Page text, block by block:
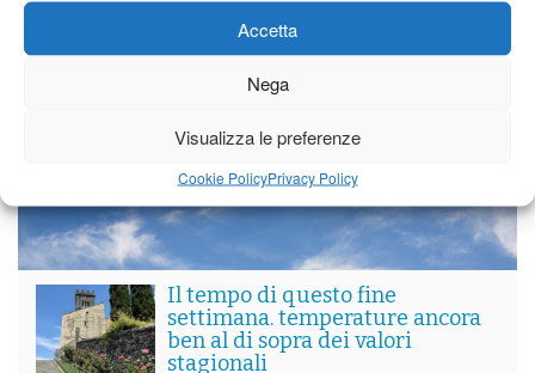
Accetta
Nega
Visualizza le preferenze
Cookie PolicyPrivacy Policy
Vedi tutti i servizi
Il tempo di questo fine
settimana. temperature ancora
ben al di sopra dei valori
stagionali